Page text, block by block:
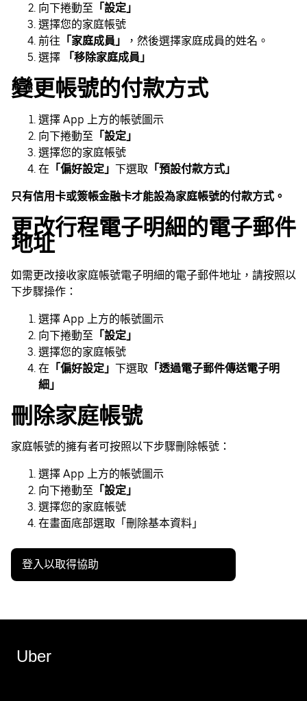
向下捲動至 「設定」
選擇您的家庭帳號
前往 「家庭成員」
，然後選擇家庭成員的姓名。
選擇
「移除家庭成員」
變更帳號的付款方式
選擇 App 上方的帳號圖示
向下捲動至 「設定」
選擇您的家庭帳號
在 「偏好設定」 下選取 「預設付款方式」
只有信用卡或簽帳金融卡才能設為家庭帳號的付款方式。
更改行程電子明細的電子郵件
地址
如需更改接收家庭帳號電子明細的電子郵件地址，請按照以
下步驟操作：
選擇 App 上方的帳號圖示
向下捲動至 「設定」
選擇您的家庭帳號
在 「偏好設定」 下選取 「透過電子郵件傳送電子明
細」
刪除家庭帳號
家庭帳號的擁有者可按照以下步驟刪除帳號：
選擇 App 上方的帳號圖示
向下捲動至 「設定」
選擇您的家庭帳號
在畫面底部選取「刪除基本資料」
登入以取得協助
Uber